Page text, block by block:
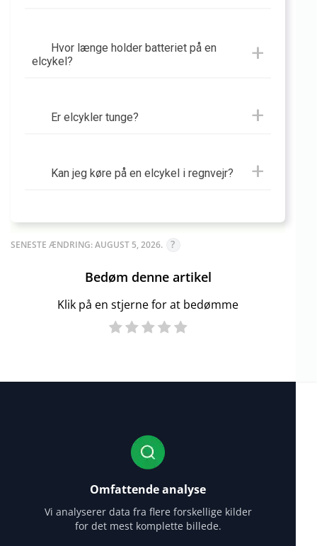
Hvor længe holder batteriet på en
elcykel?
Er elcykler tunge?
Kan jeg køre på en elcykel i regnvejr?
SENESTE ÆNDRING: AUGUST 5, 2026.
Bedøm denne artikel
Klik på en stjerne for at bedømme
Omfattende analyse
Vi analyserer data fra flere forskellige kilder
for det mest komplette billede.